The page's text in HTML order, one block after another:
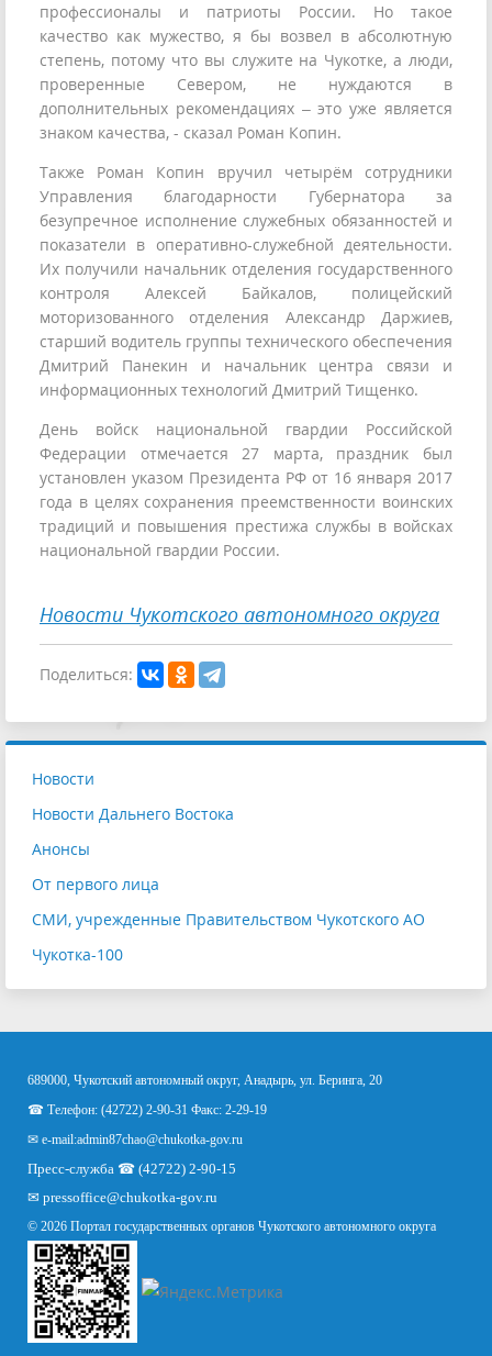
профессионалы и патриоты России. Но такое
качество как мужество, я бы возвел в абсолютную
степень, потому что вы служите на Чукотке, а люди,
проверенные Севером, не нуждаются в
дополнительных рекомендациях – это уже является
знаком качества, - сказал Роман Копин.
Также Роман Копин вручил четырём сотрудники
Управления благодарности Губернатора за
безупречное исполнение служебных обязанностей и
показатели в оперативно-служебной деятельности.
Их получили начальник отделения государственного
контроля Алексей Байкалов, полицейский
моторизованного отделения Александр Даржиев,
старший водитель группы технического обеспечения
Дмитрий Панекин и начальник центра связи и
информационных технологий Дмитрий Тищенко.
День войск национальной гвардии Российской
Федерации отмечается 27 марта, праздник был
установлен указом Президента РФ от 16 января 2017
года в целях сохранения преемственности воинских
традиций и повышения престижа службы в войсках
национальной гвардии России.
Новости Чукотского автономного округа
Поделиться:
Новости
Новости Дальнего Востока
Анонсы
От первого лица
СМИ, учрежденные Правительством Чукотского АО
Чукотка-100
689000, Чукотский автономный округ, Анадырь, ул. Беринга, 20
☎ Телефон: (42722) 2-90-31 Факс: 2-29-19
✉ e-mail:admin87chao@chukotka-gov.ru
Пресс-служба ☎ (42722) 2-90-15
✉ pressoffice@chukotka-gov.ru
© 2026 Портал государственных органов Чукотского автономного округа